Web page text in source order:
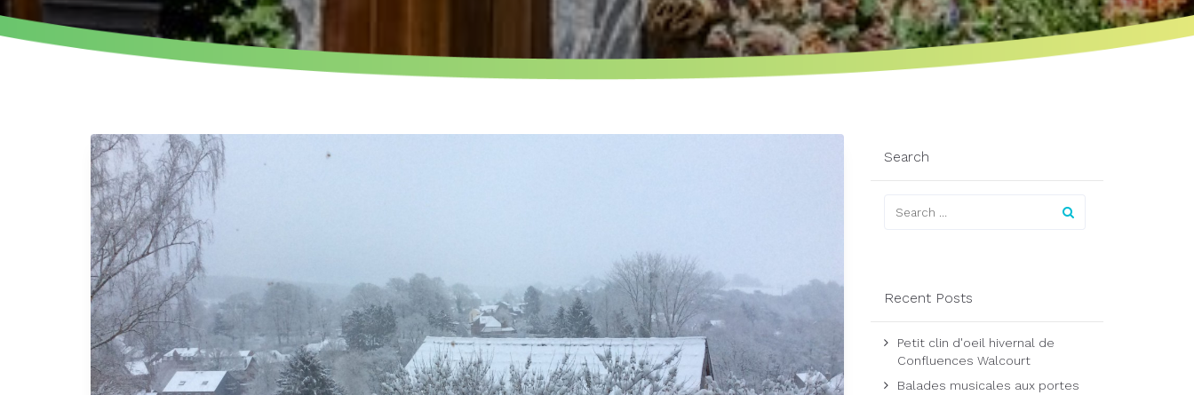
Search
Recent Posts
Petit clin d'oeil hivernal de
Confluences Walcourt
Balades musicales aux portes